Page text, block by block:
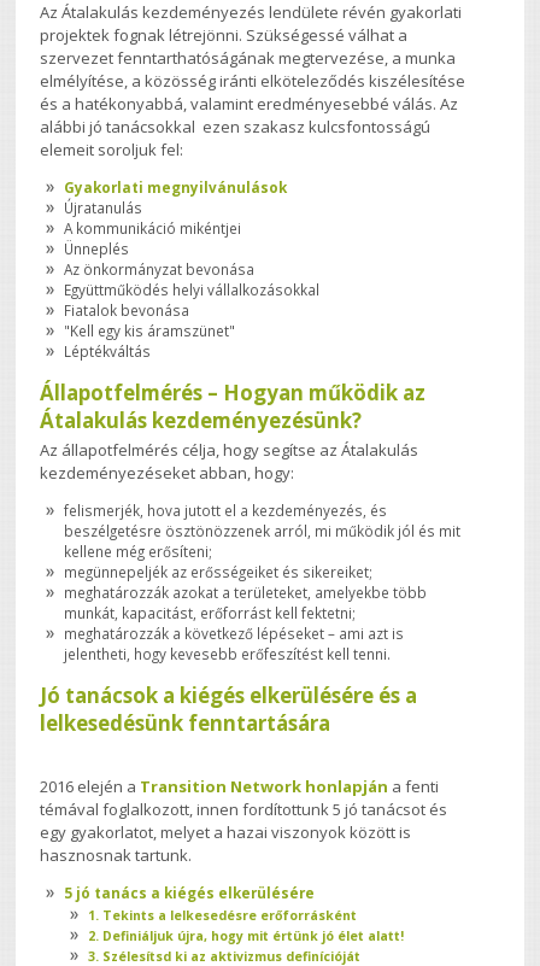
Az Átalakulás kezdeményezés lendülete révén gyakorlati
projektek fognak létrejönni. Szükségessé válhat a
szervezet fenntarthatóságának megtervezése, a munka
elmélyítése, a közösség iránti elköteleződés kiszélesítése
és a hatékonyabbá, valamint eredményesebbé válás. Az
alábbi jó tanácsokkal ezen szakasz kulcsfontosságú
elemeit soroljuk fel:
Gyakorlati megnyilvánulások
Újratanulás
A kommunikáció mikéntjei
Ünneplés
Az önkormányzat bevonása
Együttműködés helyi vállalkozásokkal
Fiatalok bevonása
"Kell egy kis áramszünet"
Léptékváltás
Állapotfelmérés – Hogyan működik az
Átalakulás kezdeményezésünk?
Az állapotfelmérés célja, hogy segítse az Átalakulás
kezdeményezéseket abban, hogy:
felismerjék, hova jutott el a kezdeményezés, és
beszélgetésre ösztönözzenek arról, mi működik jól és mit
kellene még erősíteni;
megünnepeljék az erősségeiket és sikereiket;
meghatározzák azokat a területeket, amelyekbe több
munkát, kapacitást, erőforrást kell fektetni;
meghatározzák a következő lépéseket – ami azt is
jelentheti, hogy kevesebb erőfeszítést kell tenni.
Jó tanácsok a kiégés elkerülésére és a
lelkesedésünk fenntartására
2016 elején a Transition Network honlapján a fenti
témával foglalkozott, innen fordítottunk 5 jó tanácsot és
egy gyakorlatot, melyet a hazai viszonyok között is
hasznosnak tartunk.
5 jó tanács a kiégés elkerülésére
1. Tekints a lelkesedésre erőforrásként
2. Definiáljuk újra, hogy mit értünk jó élet alatt!
3. Szélesítsd ki az aktivizmus definícióját